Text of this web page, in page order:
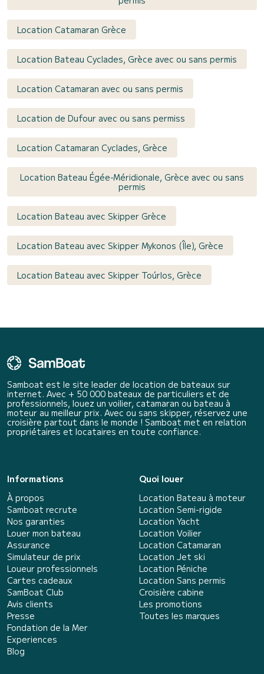
Location Catamaran Grèce
Location Bateau Cyclades, Grèce avec ou sans permis
Location Catamaran avec ou sans permis
Location de Dufour avec ou sans permiss
Location Catamaran Cyclades, Grèce
Location Bateau Égée-Méridionale, Grèce avec ou sans
permis
Location Bateau avec Skipper Grèce
Location Bateau avec Skipper Mykonos (Île), Grèce
Location Bateau avec Skipper Toúrlos, Grèce
Samboat est le site leader de location de bateaux sur
internet. Avec + 50 000 bateaux de particuliers et de
professionnels, louez un voilier, catamaran ou bateau à
moteur au meilleur prix. Avec ou sans skipper, réservez une
croisière partout dans le monde ! Samboat met en relation
propriétaires et locataires en toute confiance.
Informations
À propos
Samboat recrute
Nos garanties
Louer mon bateau
Assurance
Simulateur de prix
Loueur professionnels
Cartes cadeaux
SamBoat Club
Avis clients
Presse
Fondation de la Mer
Experiences
Blog
Quoi louer
Location Bateau à moteur
Location Semi-rigide
Location Yacht
Location Voilier
Location Catamaran
Location Jet ski
Location Péniche
Location Sans permis
Croisière cabine
Les promotions
Toutes les marques